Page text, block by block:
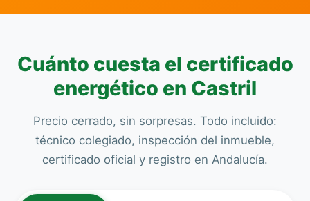
Cuánto cuesta el certificado
energético en Castril
Precio cerrado, sin sorpresas. Todo incluido:
técnico colegiado, inspección del inmueble,
certificado oficial y registro en Andalucía.